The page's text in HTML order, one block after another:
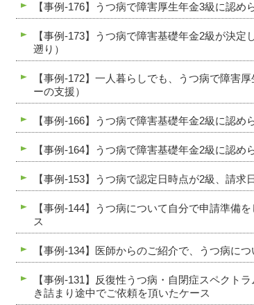
【事例-176】うつ病で障害厚生年金3級に認め
【事例-173】うつ病で障害基礎年金2級が決
遡り）
【事例-172】一人暮らしでも、うつ病で障害
ーの支援）
【事例-166】うつ病で障害基礎年金2級に認め
【事例-164】うつ病で障害基礎年金2級に認め
【事例-153】うつ病で認定日時点が2級、請
【事例-144】うつ病について自分で申請準備
ス
【事例-134】医師からのご紹介で、うつ病に
【事例-131】反復性うつ病・自閉症スペクト
き詰まり途中でご依頼を頂いたケース